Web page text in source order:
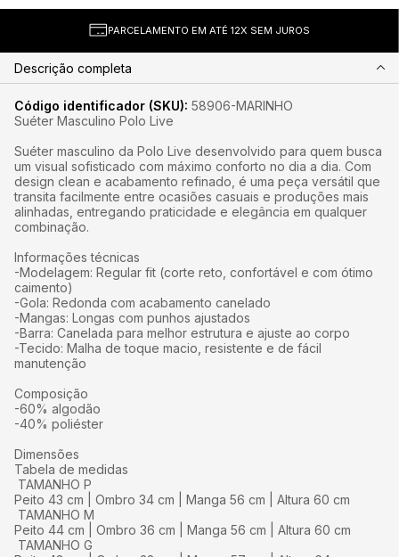
EM ATÉ 12X SEM JUROS
Descrição completa
Código identificador (SKU): 58906-MARINHO
Suéter Masculino Polo Live
Suéter masculino da Polo Live desenvolvido para quem busca
um visual sofisticado com máximo conforto no dia a dia. Com
design clean e acabamento refinado, é uma peça versátil que
transita facilmente entre ocasiões casuais e produções mais
alinhadas, entregando praticidade e elegância em qualquer
combinação.
Informações técnicas
-Modelagem: Regular fit (corte reto, confortável e com ótimo
caimento)
-Gola: Redonda com acabamento canelado
-Mangas: Longas com punhos ajustados
-Barra: Canelada para melhor estrutura e ajuste ao corpo
-Tecido: Malha de toque macio, resistente e de fácil
manutenção
Composição
-60% algodão
-40% poliéster
Dimensões
Tabela de medidas
TAMANHO P
Peito 43 cm | Ombro 34 cm | Manga 56 cm | Altura 60 cm
TAMANHO M
Peito 44 cm | Ombro 36 cm | Manga 56 cm | Altura 60 cm
TAMANHO G